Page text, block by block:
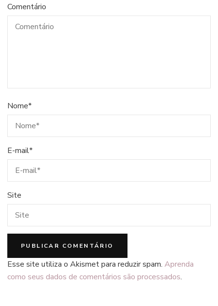
Comentário
Nome*
E-mail*
Site
Esse site utiliza o Akismet para reduzir spam. Aprenda
como seus dados de comentários são processados.